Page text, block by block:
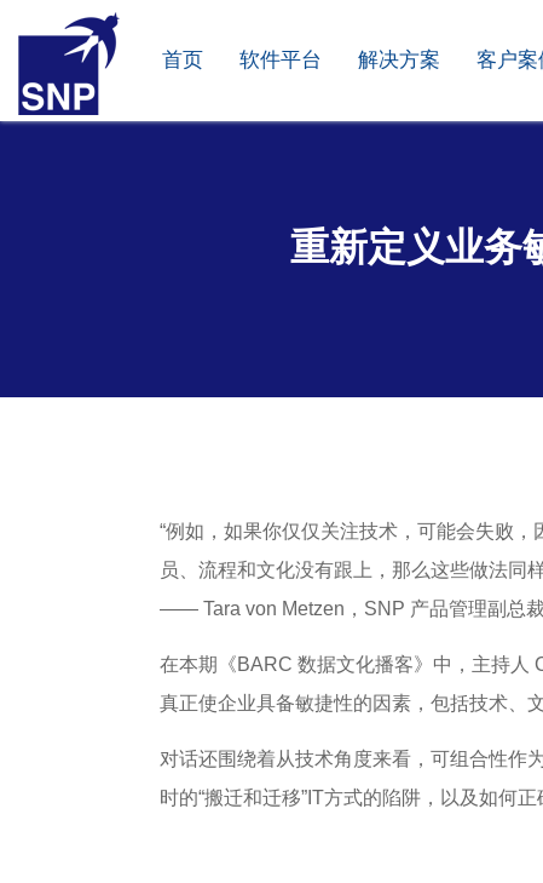
首页 软件平台 解决方案 客户案
重新定义业务
“例如，如果你仅仅关注技术，可能会失败
员、流程和文化没有跟上，那么这些做法同
—— Tara von Metzen，SNP 产品管理副总
在本期《BARC 数据文化播客》中，主持人
真正使企业具备敏捷性的因素，包括技术、
对话还围绕着从技术角度来看，可组合性作
时的“搬迁和迁移”IT方式的陷阱，以及如何